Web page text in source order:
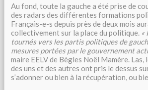
Au fond, toute la gauche a été prise de
des radars des différentes formations
Français-e-s depuis près de deux mois
collectivement sur la place du politique. «
tournés vers les partis politiques de
mesures portées par le gouvernement
maire EELV de Bègles Noël Mamère.
des uns et des autres ont pris le dessus
s’adonner ou bien à la récupération, ou